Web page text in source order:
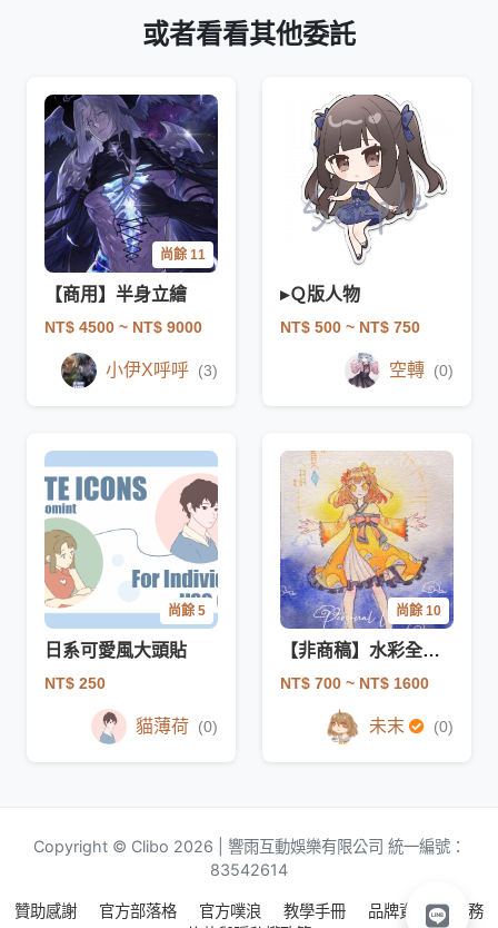
或者看看其他委託
尚餘 11
【商用】半身立繪
NT$ 4500 ~ NT$ 9000
小伊X呼呼 (3)
▸Ｑ版人物
NT$ 500 ~ NT$ 750
空轉 (0)
尚餘 5
日系可愛風大頭貼
NT$ 250
貓薄荷 (0)
尚餘 10
【非商稿】水彩全身彩插(價格可議)
NT$ 700 ~ NT$ 1600
未末 (0)
Copyright © Clibo 2026 | 響雨互動娛樂有限公司 統一編號：
83542614
贊助感謝 官方部落格 官方噗浪 教學手冊 品牌資源
服務